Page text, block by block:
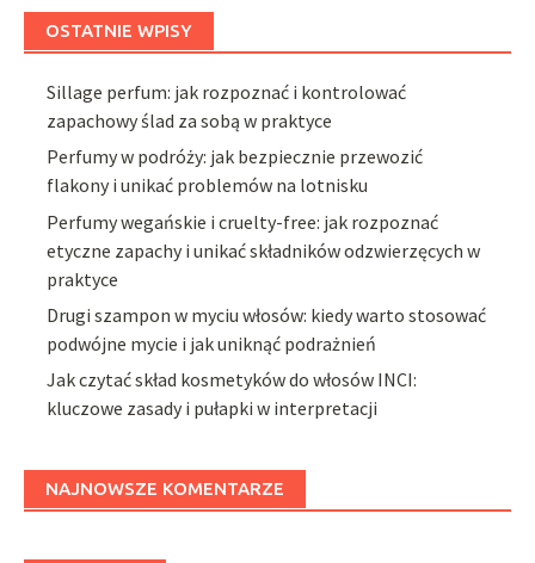
OSTATNIE WPISY
Sillage perfum: jak rozpoznać i kontrolować
zapachowy ślad za sobą w praktyce
Perfumy w podróży: jak bezpiecznie przewozić
flakony i unikać problemów na lotnisku
Perfumy wegańskie i cruelty-free: jak rozpoznać
etyczne zapachy i unikać składników odzwierzęcych w
praktyce
Drugi szampon w myciu włosów: kiedy warto stosować
podwójne mycie i jak uniknąć podrażnień
Jak czytać skład kosmetyków do włosów INCI:
kluczowe zasady i pułapki w interpretacji
NAJNOWSZE KOMENTARZE